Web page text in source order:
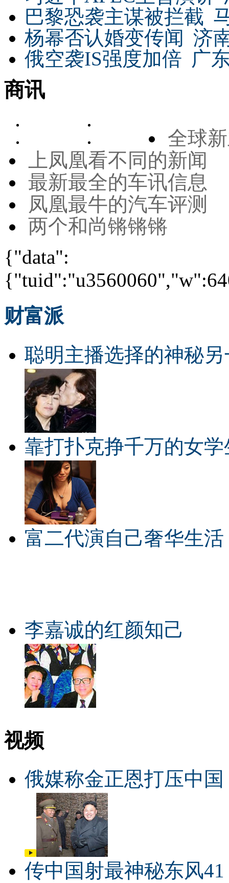
巴黎恐袭主谋被拦截
杨幂否认婚变传闻 济
俄空袭IS强度加倍 广
商讯
全球
上凤凰看不同的新闻
最新最全的车讯信息
凤凰最牛的汽车评测
两个和尚锵锵锵
{"data":
财富派
聪明主播选择的神秘另
靠打扑克挣千万的女学
富二代演自己奢华生活
李嘉诚的红颜知己
视频
俄媒称金正恩打压中国
传中国射最神秘东风41